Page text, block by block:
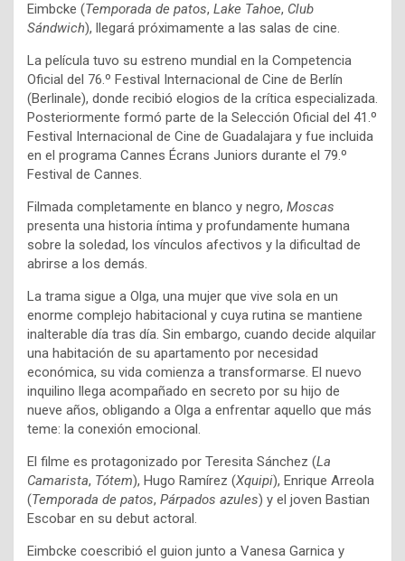
Eimbcke (Temporada de patos, Lake Tahoe, Club
Sándwich), llegará próximamente a las salas de cine.
La película tuvo su estreno mundial en la Competencia
Oficial del 76.º Festival Internacional de Cine de Berlín
(Berlinale), donde recibió elogios de la crítica especializada.
Posteriormente formó parte de la Selección Oficial del 41.º
Festival Internacional de Cine de Guadalajara y fue incluida
en el programa Cannes Écrans Juniors durante el 79.º
Festival de Cannes.
Filmada completamente en blanco y negro, Moscas
presenta una historia íntima y profundamente humana
sobre la soledad, los vínculos afectivos y la dificultad de
abrirse a los demás.
La trama sigue a Olga, una mujer que vive sola en un
enorme complejo habitacional y cuya rutina se mantiene
inalterable día tras día. Sin embargo, cuando decide alquilar
una habitación de su apartamento por necesidad
económica, su vida comienza a transformarse. El nuevo
inquilino llega acompañado en secreto por su hijo de
nueve años, obligando a Olga a enfrentar aquello que más
teme: la conexión emocional.
El filme es protagonizado por Teresita Sánchez (La
Camarista, Tótem), Hugo Ramírez (Xquipi), Enrique Arreola
(Temporada de patos, Párpados azules) y el joven Bastian
Escobar en su debut actoral.
Eimbcke coescribió el guion junto a Vanesa Garnica y